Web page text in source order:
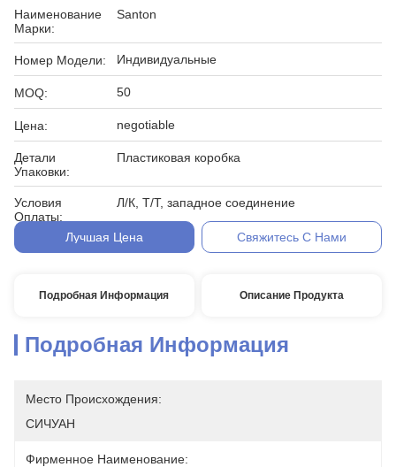
Наименование
Марки:
Santon
Номер Модели: Индивидуальные
MOQ: 50
Цена: negotiable
Детали
Упаковки:
Пластиковая коробка
Условия
Оплаты:
Л/К, Т/Т, западное соединение
Лучшая Цена Свяжитесь С Нами
Подробная Информация Описание Продукта
Подробная Информация
Место Происхождения:
СИЧУАН
Фирменное Наименование: